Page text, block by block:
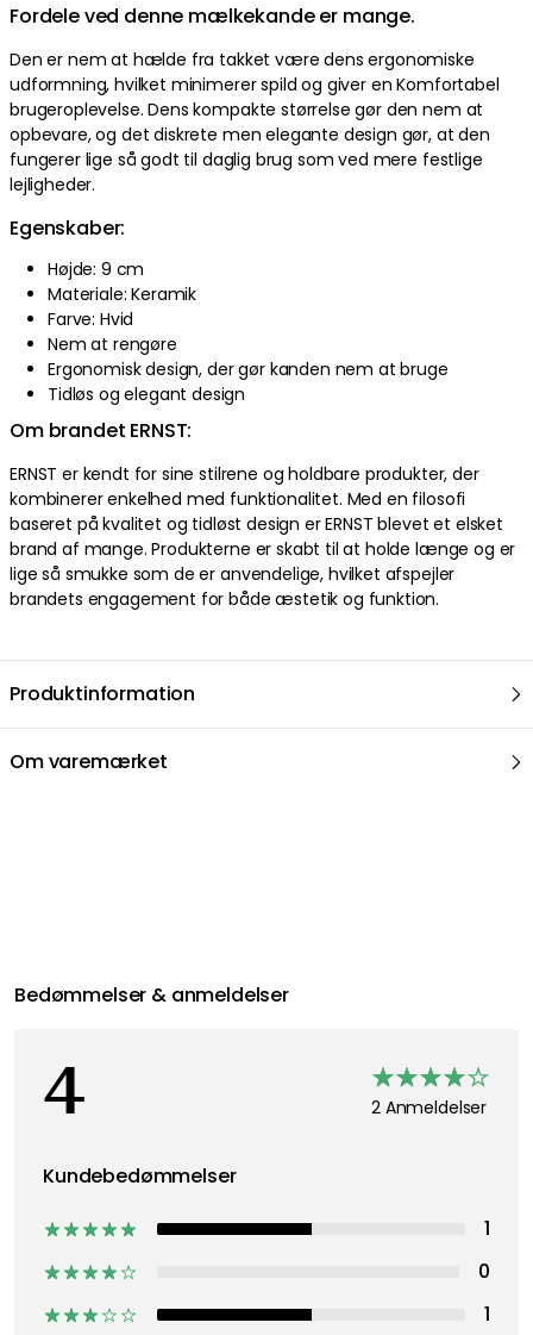
Fordele ved denne mælkekande er mange.
Den er nem at hælde fra takket være dens ergonomiske
udformning, hvilket minimerer spild og giver en Komfortabel
brugeroplevelse. Dens kompakte størrelse gør den nem at
opbevare, og det diskrete men elegante design gør, at den
fungerer lige så godt til daglig brug som ved mere festlige
lejligheder.
Egenskaber:
Højde: 9 cm
Materiale: Keramik
Farve: Hvid
Nem at rengøre
Ergonomisk design, der gør kanden nem at bruge
Tidløs og elegant design
Om brandet ERNST:
ERNST er kendt for sine stilrene og holdbare produkter, der
kombinerer enkelhed med funktionalitet. Med en filosofi
baseret på kvalitet og tidløst design er ERNST blevet et elsket
brand af mange. Produkterne er skabt til at holde længe og er
lige så smukke som de er anvendelige, hvilket afspejler
brandets engagement for både æstetik og funktion.
Produktinformation
Om varemærket